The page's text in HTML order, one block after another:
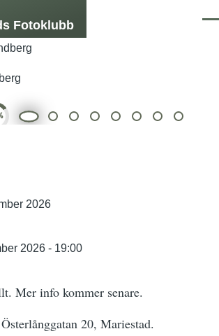
Fotoklubb
Slideshow
2026
2026 - 19:00
Mer info kommer senare.
20, Mariestad.